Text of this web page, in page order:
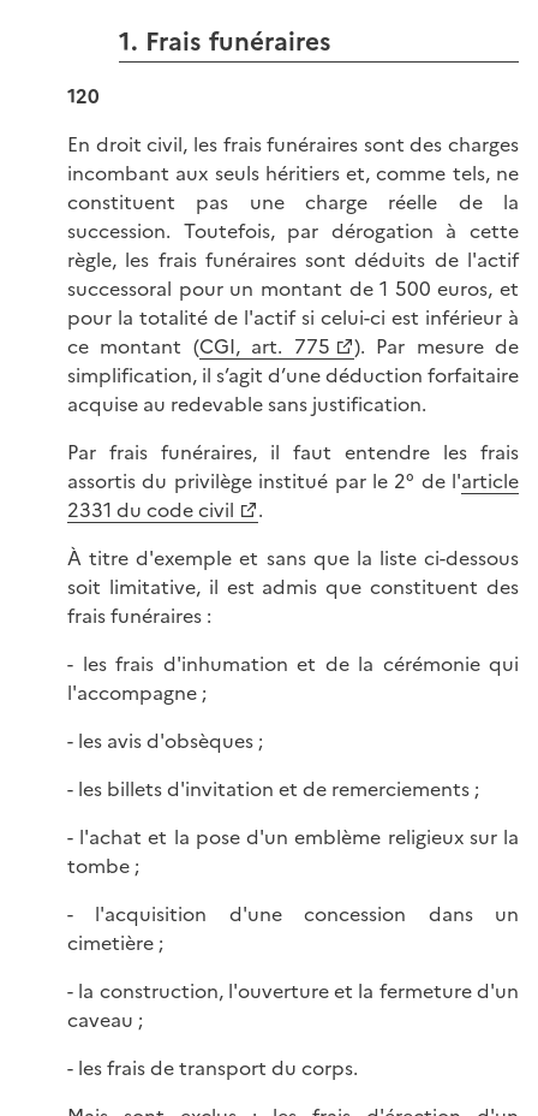
1. Frais funéraires
120
En droit civil, les frais funéraires sont des charges
incombant aux seuls héritiers et, comme tels, ne
constituent pas une charge réelle de la
succession. Toutefois, par dérogation à cette
règle, les frais funéraires sont déduits de l'actif
successoral pour un montant de 1 500 euros, et
pour la totalité de l'actif si celui-ci est inférieur à
ce montant (CGI, art. 775
). Par mesure de
simplification, il s’agit d’une déduction forfaitaire
acquise au redevable sans justification.
Par frais funéraires, il faut entendre les frais
assortis du privilège institué par le 2° de l'article
2331 du code civil
.
À titre d'exemple et sans que la liste ci-dessous
soit limitative, il est admis que constituent des
frais funéraires :
- les frais d'inhumation et de la cérémonie qui
l'accompagne ;
- les avis d'obsèques ;
- les billets d'invitation et de remerciements ;
- l'achat et la pose d'un emblème religieux sur la
tombe ;
- l'acquisition d'une concession dans un
cimetière ;
- la construction, l'ouverture et la fermeture d'un
caveau ;
- les frais de transport du corps.